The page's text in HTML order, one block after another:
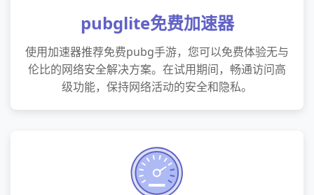
pubglite免费加速器
使用加速器推荐免费pubg手游，您可以免费体验无与
伦比的网络安全解决方案。在试用期间，畅通访问高
级功能，保持网络活动的安全和隐私。